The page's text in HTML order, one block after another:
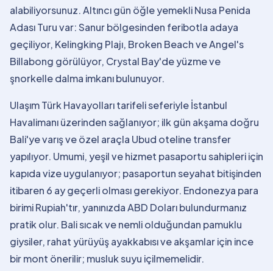
alabiliyorsunuz. Altıncı gün öğle yemekli Nusa Penida
Adası Turu var: Sanur bölgesinden feribotla adaya
geçiliyor, Kelingking Plajı, Broken Beach ve Angel's
Billabong görülüyor, Crystal Bay'de yüzme ve
şnorkelle dalma imkanı bulunuyor.
Ulaşım Türk Havayolları tarifeli seferiyle İstanbul
Havalimanı üzerinden sağlanıyor; ilk gün akşama doğru
Bali'ye varış ve özel araçla Ubud oteline transfer
yapılıyor. Umumi, yeşil ve hizmet pasaportu sahipleri için
kapıda vize uygulanıyor; pasaportun seyahat bitişinden
itibaren 6 ay geçerli olması gerekiyor. Endonezya para
birimi Rupiah'tır, yanınızda ABD Doları bulundurmanız
pratik olur. Bali sıcak ve nemli olduğundan pamuklu
giysiler, rahat yürüyüş ayakkabısı ve akşamlar için ince
bir mont önerilir; musluk suyu içilmemelidir.